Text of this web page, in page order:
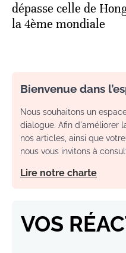
dépasse celle de
la 4ème mondiale
Bienvenue dans
Nous souhaitons un
dialogue. Afin d'améliorer
nos articles, ainsi que
nous vous invitons à
Lire notre charte
VOS